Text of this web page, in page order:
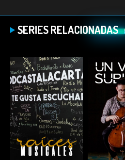
SERIES RELACIONADAS
ESCUCHAR